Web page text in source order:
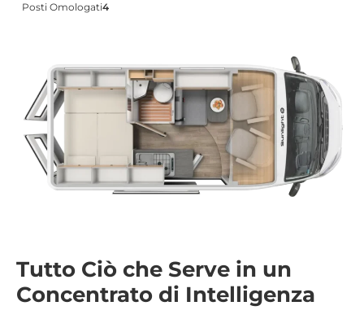
Posti Omologati4
Tutto Ciò che Serve in un
Concentrato di Intelligenza